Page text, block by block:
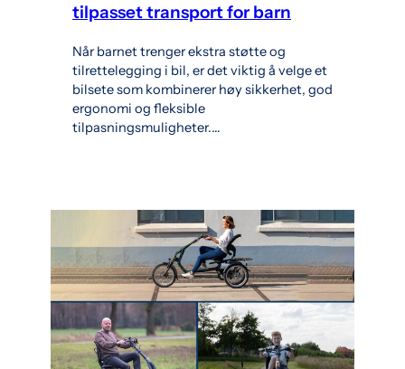
tilpasset transport for barn
Når barnet trenger ekstra støtte og
tilrettelegging i bil, er det viktig å velge et
bilsete som kombinerer høy sikkerhet, god
ergonomi og fleksible
tilpasningsmuligheter.…